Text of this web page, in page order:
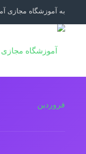
به آموزشگاه مجازی